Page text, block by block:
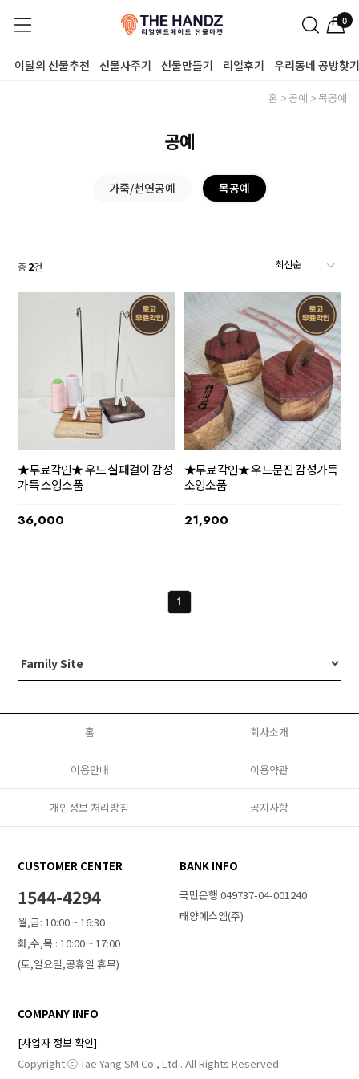
0
이달의 선물추천 선물사주기 선물만들기 리얼후기 우리동네 공방찾기
홈 공예 목공예
공예
가죽/천연공예 목공예
총2건
★무료각인★ 우드 실패걸이 감성
가득 소잉소품
36,000
★무료각인★ 우드문진 감성가득
소잉소품
21,900
1
홈 회사소개
이용안내 이용약관
개인정보 처리방침 공지사항
CUSTOMER CENTER
1544-4294
월,금: 10:00 ~ 16:30
화,수,목 : 10:00 ~ 17:00
(토,일요일,공휴일 휴무)
BANK INFO
국민은행 049737-04-001240
태양에스엠(주)
COMPANY INFO
[사업자 정보 확인]
Copyright ⓒ Tae Yang SM Co., Ltd.. All Rights Reserved.